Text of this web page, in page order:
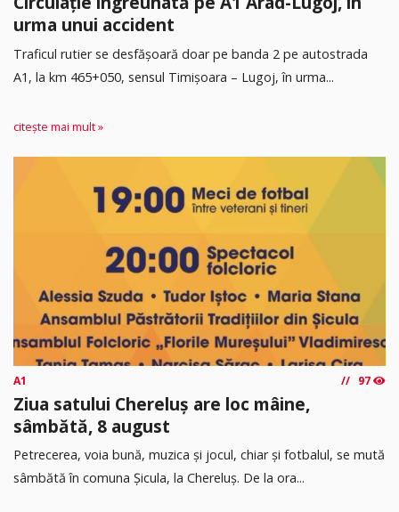
urma unui accident
Traficul rutier se desfășoară doar pe banda 2 pe autostrada
A1, la km 465+050, sensul Timişoara – Lugoj, în urma...
citește mai mult »
A1 97
Ziua satului Chereluș are loc mâine,
sâmbătă, 8 august
Petrecerea, voia bună, muzica și jocul, chiar și fotbalul, se mută
sâmbătă în comuna Șicula, la Chereluș. De la ora...